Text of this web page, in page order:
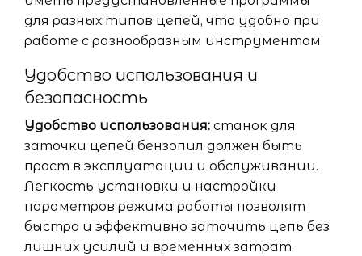
для разных типов цепей, что удобно при
работе с разнообразным инструментом.
Удобство использования и
безопасность
Удобство использования: станок для
заточки цепей бензопил должен быть
прост в эксплуатации и обслуживании.
Легкость установки и настройки
параметров режима работы позволят
быстро и эффективно заточить цепь без
лишних усилий и временных затрат.